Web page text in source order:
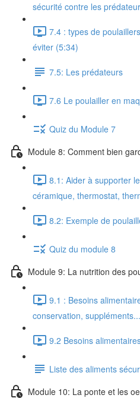
sécurité contre les
7.4 : types de
éviter (5:34)
7.5: Les prédateurs
7.6 Le poulailler en
Quiz du Module 7
Module 8: Comment bien
8.1: Aider à supporter
céramique, thermostat,
8.2: Exemple de
Quiz du module 8
Module 9: La nutrition des
9.1 : Besoins
conservation,
9.2 Besoins
Liste des aliments
Module 10: La ponte et les